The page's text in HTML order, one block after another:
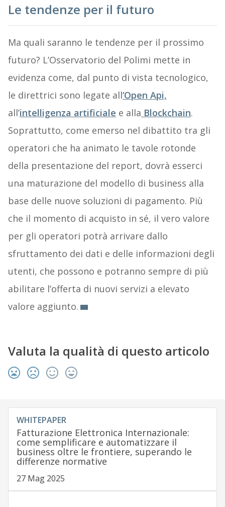
Le tendenze per il futuro
Ma quali saranno le tendenze per il prossimo
futuro? L’Osservatorio del Polimi mette in
evidenza come, dal punto di vista tecnologico,
le direttrici sono legate all’Open Api,
all’intelligenza artificiale e alla Blockchain.
Soprattutto, come emerso nel dibattito tra gli
operatori che ha animato le tavole rotonde
della presentazione del report, dovrà esserci
una maturazione del modello di business alla
base delle nuove soluzioni di pagamento. Più
che il momento di acquisto in sé, il vero valore
per gli operatori potrà arrivare dallo
sfruttamento dei dati e delle informazioni degli
utenti, che possono e potranno sempre di più
abilitare l’offerta di nuovi servizi a elevato
valore aggiunto.
Valuta la qualità di questo articolo
WHITEPAPER
Fatturazione Elettronica Internazionale:
come semplificare e automatizzare il
business oltre le frontiere, superando le
differenze normative
27 Mag 2025